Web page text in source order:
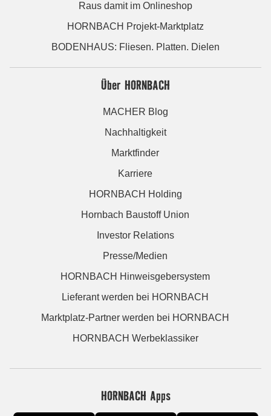
Raus damit im Onlineshop
HORNBACH Projekt-Marktplatz
BODENHAUS: Fliesen. Platten. Dielen
Über HORNBACH
MACHER Blog
Nachhaltigkeit
Marktfinder
Karriere
HORNBACH Holding
Hornbach Baustoff Union
Investor Relations
Presse/Medien
HORNBACH Hinweisgebersystem
Lieferant werden bei HORNBACH
Marktplatz-Partner werden bei HORNBACH
HORNBACH Werbeklassiker
HORNBACH Apps